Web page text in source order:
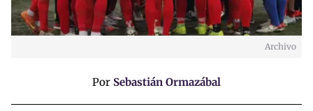
Archivo
Por Sebastián Ormazábal